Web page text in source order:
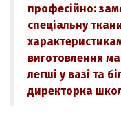
професійно:
спеціальну
виготовлення
легші у вазі та
директорка